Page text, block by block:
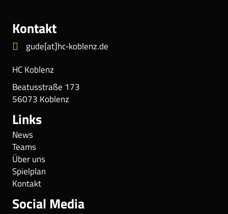
Kontakt
gude[at]hc-koblenz.de
HC Koblenz
Beatusstraße 173
56073 Koblenz
Links
News
Teams
Über uns
Spielplan
Kontakt
Social Media